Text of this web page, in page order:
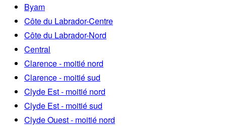
Byam
Côte du Labrador-Centre
Côte du Labrador-Nord
Central
Clarence - moitié nord
Clarence - moitié sud
Clyde Est - moitié nord
Clyde Est - moitié sud
Clyde Ouest - moitié nord